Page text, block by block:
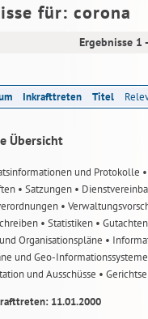
für: corona
Ergebnisse 1
Inkrafttreten Titel
Übersicht
und Protokolle
• Satzungen •
•
• Statistiken • Gutachten
Organisationspläne •
und Geo-Informationssysteme
und Ausschüsse •
11.01.2000